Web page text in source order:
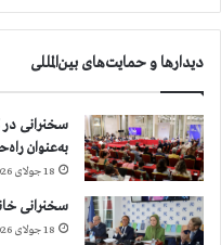
دیدارها و حمایت‌های بین‌المللی
سخنرانی در
به‌عنوان
18 جولای 2026
سخنرانی
18 جولای 2026